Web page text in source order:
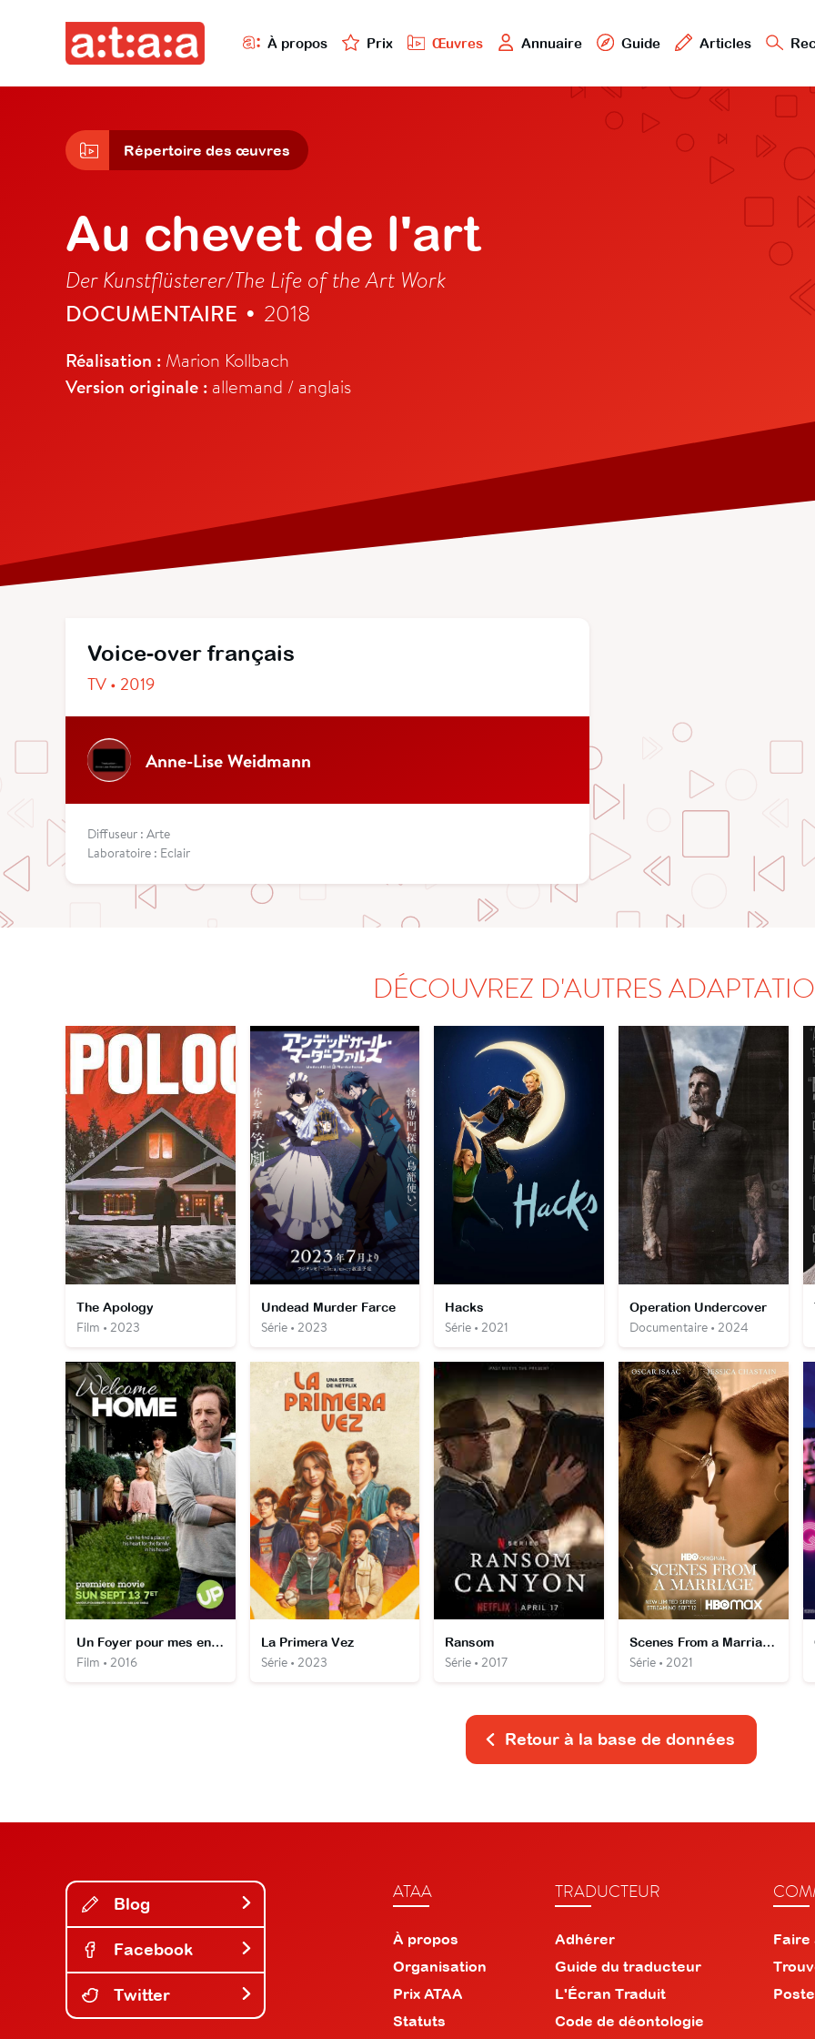
À propos Prix Œuvres Annuaire Guide Articles
Répertoire des œuvres
Au chevet de l'art
Der Kunstflüsterer/The Life of the Art Work
DOCUMENTAIRE • 2018
Réalisation : Marion Kollbach
Version originale : allemand / anglais
Voice-over français
TV • 2019
Anne-Lise Weidmann
Diffuseur : Arte
Laboratoire : Eclair
DÉCOUVREZ D'AUTRES
The Apology
Film • 2023
Undead Murder Farce
Série • 2023
Hacks
Série • 2021
Operation Undercover
Documentaire • 2024
Un Foyer pour mes enfants
Film • 2016
La Primera Vez
Série • 2023
Ransom
Série • 2017
Scenes From a Marriage
Série • 2021
Retour à la base de données
Blog
Facebook
Twitter
ATAA
À propos
Organisation
Prix ATAA
Statuts
TRADUCTEUR
Adhérer
Guide du traducteur
L'Écran Traduit
Code de déontologie